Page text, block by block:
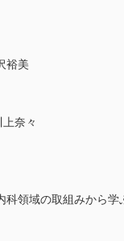
裕美
上奈々
領域の取組みから学